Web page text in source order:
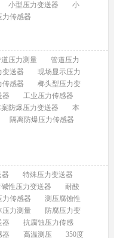
小型压力变送器
小
力传感器
压力测量
管道压力
变送器
现场显示压力
传感器
榔头型压力变
器
工业压力传感器
防爆压力变送器
本
隔离防爆压力传感器
器
特殊压力变送器
性压力变送器
耐酸
力传感器
测压腐蚀性
压力测量
防腐压力变
器
抗腐蚀压力传感
器 高温测压
350度